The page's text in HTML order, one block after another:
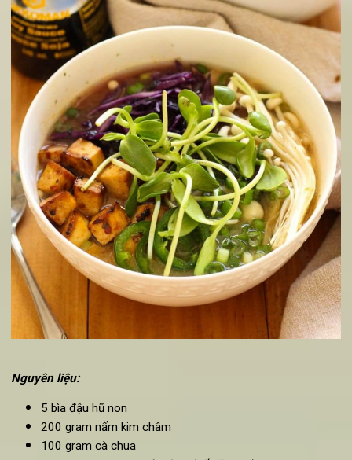
Cho dầu ăn vào chảo nóng, cho hành tím, tỏi, gừng vào
xào thơm. Cho nấm đông cô đã ngâm vào xào tới chín.
Đổ nước sôi đã pha cùng nước ngâm nấm vào chảo,
sôi rồi thả đậu vào. Đun nhỏ lửa khoảng 5 phút rồi rắc
thêm chút hành lá và tắt bếp.
Thưởng thức mónđậu phụ Tứ Xuyên chaynóng sốt
cơm trắng.
8. Món chay ngon từ đậu phụ với nấm